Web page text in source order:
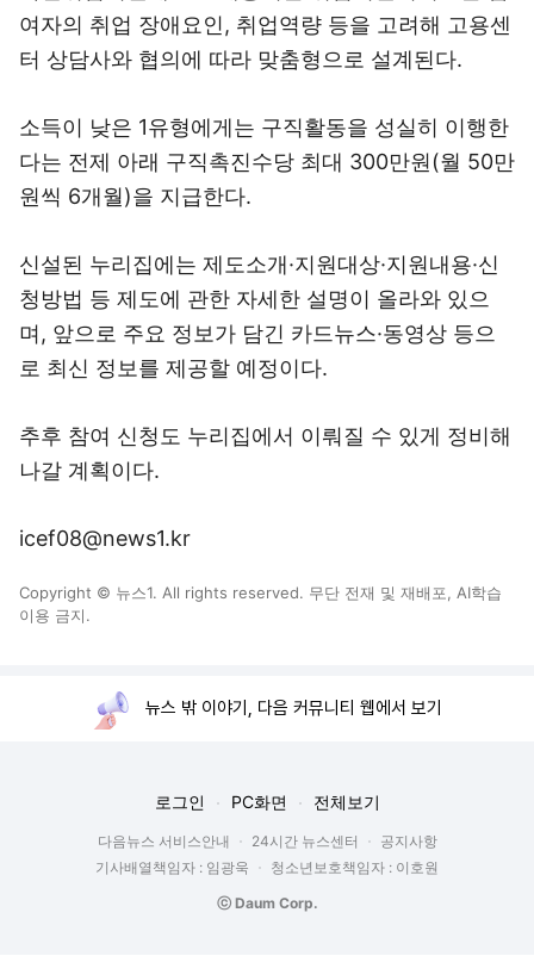
여자의 취업 장애요인, 취업역량 등을 고려해 고용센
터 상담사와 협의에 따라 맞춤형으로 설계된다.
소득이 낮은 1유형에게는 구직활동을 성실히 이행한
다는 전제 아래 구직촉진수당 최대 300만원(월 50만
원씩 6개월)을 지급한다.
신설된 누리집에는 제도소개·지원대상·지원내용·신
청방법 등 제도에 관한 자세한 설명이 올라와 있으
며, 앞으로 주요 정보가 담긴 카드뉴스·동영상 등으
로 최신 정보를 제공할 예정이다.
추후 참여 신청도 누리집에서 이뤄질 수 있게 정비해
나갈 계획이다.
icef08@news1.kr
Copyright © 뉴스1. All rights reserved. 무단 전재 및 재배포, AI학습
이용 금지.
뉴스 밖 이야기, 다음 커뮤니티 웹에서 보기
로그인 PC화면 전체보기
다음뉴스 서비스안내 24시간 뉴스센터
공지사항
기사배열책임자 : 임광욱
청소년보호책임자 : 이호원
ⓒ Daum Corp.